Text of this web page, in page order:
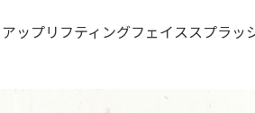
ップリフティングフェイススプラッ